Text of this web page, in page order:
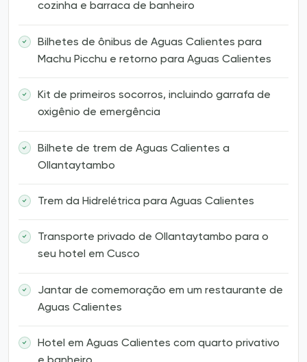
cozinha e barraca de banheiro
Bilhetes de ônibus de Aguas Calientes para
Machu Picchu e retorno para Aguas Calientes
Kit de primeiros socorros, incluindo garrafa de
oxigênio de emergência
Bilhete de trem de Aguas Calientes a
Ollantaytambo
Trem da Hidrelétrica para Aguas Calientes
Transporte privado de Ollantaytambo para o
seu hotel em Cusco
Jantar de comemoração em um restaurante de
Aguas Calientes
Hotel em Aguas Calientes com quarto privativo